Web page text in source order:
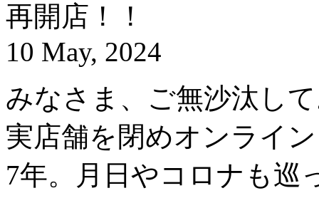
再開店！！
10 May, 2024
みなさま、ご無沙汰し
実店舗を閉めオンライ
7年。月日やコロナも巡